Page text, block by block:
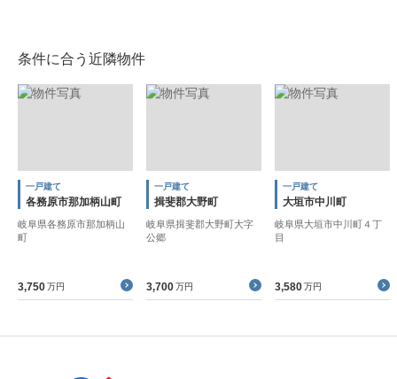
条件に合う近隣物件
一戸建て
各務原市那加柄山町
岐阜県各務原市那加柄山
町
3,750 万円
一戸建て
揖斐郡大野町
岐阜県揖斐郡大野町大字
公郷
3,700 万円
一戸建て
大垣市中川町
岐阜県大垣市中川町４丁
目
3,580 万円